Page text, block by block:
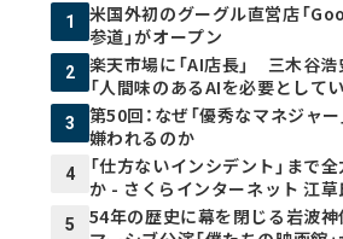
1
米国外初のグーグル直営店「
参道」がオープン
2
楽天市場に「AI店長」 三木谷
「人間味のあるAIを必要としてい
3
第50回：なぜ「優秀なマネジャ
嫌われるのか
4
「仕方ないインシデント」まで
か - さくらインターネット 江草
5
54年の歴史に幕を閉じる岩波神